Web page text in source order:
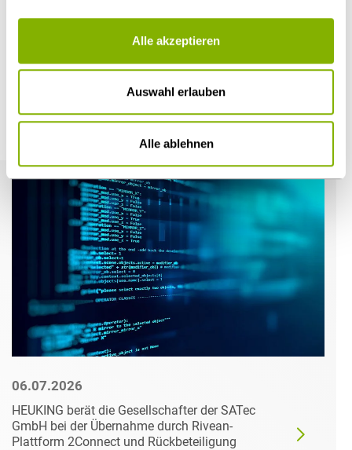
Alle akzeptieren
Auswahl erlauben
Alle ablehnen
Weitere Artikel
06.07.2026
HEUKING berät die Gesellschafter der SATec
GmbH bei der Übernahme durch Rivean-
Plattform 2Connect und Rückbeteiligung